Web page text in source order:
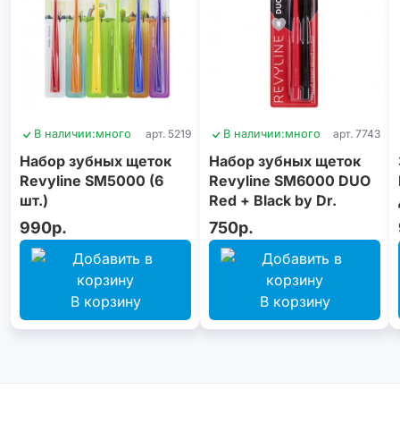
В наличии:много арт. 5219
Набор зубных щеток
Revyline SM5000 (6
шт.)
990р.
В корзину
В наличии:много арт. 7743
Набор зубных щеток
Revyline SM6000 DUO
Red + Black by Dr.
Baburov
750р.
В корзину